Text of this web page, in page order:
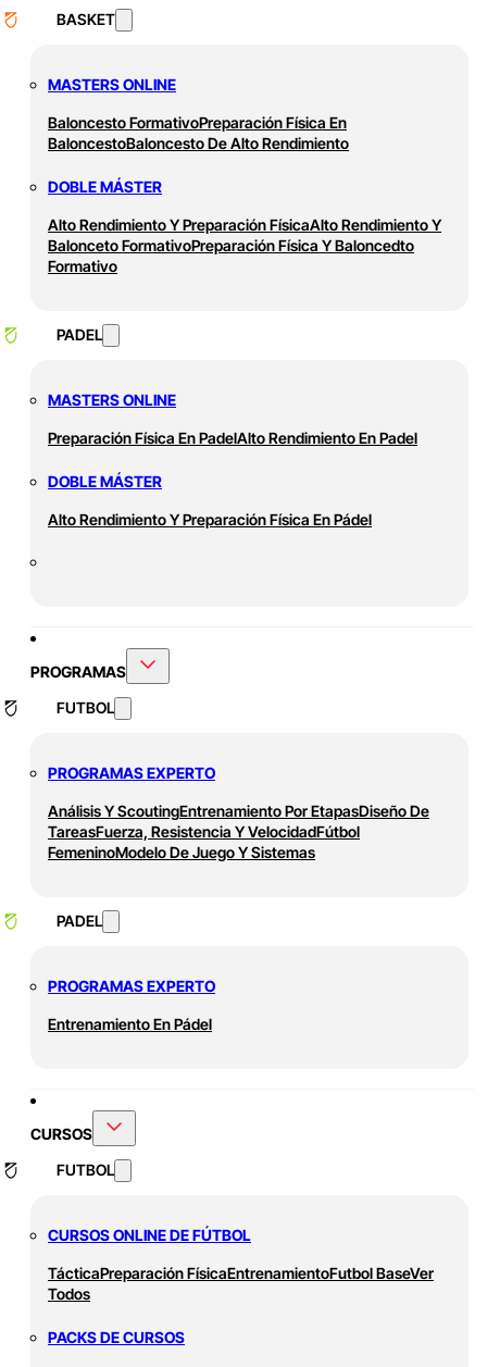
BASKET
MASTERS ONLINE
Baloncesto FormativoPreparación Física En
BaloncestoBaloncesto De Alto Rendimiento
DOBLE MÁSTER
Alto Rendimiento Y Preparación FísicaAlto Rendimiento Y
Balonceto FormativoPreparación Física Y Baloncedto
Formativo
PADEL
MASTERS ONLINE
Preparación Física En PadelAlto Rendimiento En Padel
DOBLE MÁSTER
Alto Rendimiento Y Preparación Física En Pádel
PROGRAMAS
FUTBOL
PROGRAMAS EXPERTO
Análisis Y ScoutingEntrenamiento Por EtapasDiseño De
TareasFuerza, Resistencia Y VelocidadFútbol
FemeninoModelo De Juego Y Sistemas
PADEL
PROGRAMAS EXPERTO
Entrenamiento En Pádel
CURSOS
FUTBOL
CURSOS ONLINE DE FÚTBOL
TácticaPreparación FísicaEntrenamientoFutbol BaseVer
Todos
PACKS DE CURSOS